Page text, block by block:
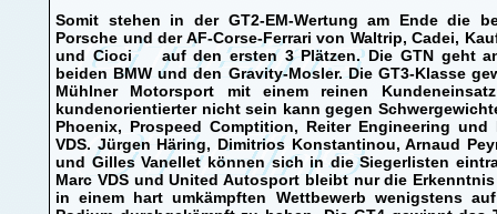
Somit stehen in der GT2-EM-Wertung am Ende die
Porsche und der AF-Corse-Ferrari von Waltrip, Cadei,
und Cioci auf den ersten 3 Plätzen. Die GTN geht
beiden BMW und den Gravity-Mosler. Die GT3-Klasse
Mühlner Motorsport mit einem reinen
kundenorientierter nicht sein kann gegen
Phoenix, Prospeed Comptition, Reiter Engineering und
VDS. Jürgen Häring, Dimitrios Konstantinou, Arnaud
und Gilles Vanellet können sich in die Siegerlisten
Marc VDS und United Autosport bleibt nur die
in einem hart umkämpften Wettbewerb wenigstens